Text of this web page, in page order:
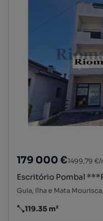
179 000 €1499,79 €/
Escritório Pombal
Guia, Ilha e Mata
Preço por metro
119.35 m²